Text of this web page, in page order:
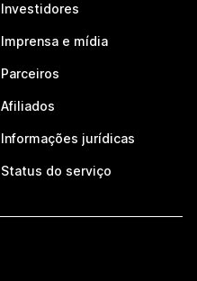
Investidores
Imprensa e mídia
Parceiros
Afiliados
Informações jurídicas
Status do serviço